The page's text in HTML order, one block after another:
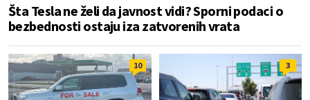
Šta Tesla ne želi da javnost vidi? Sporni podaci o
bezbednosti ostaju iza zatvorenih vrata
10 3